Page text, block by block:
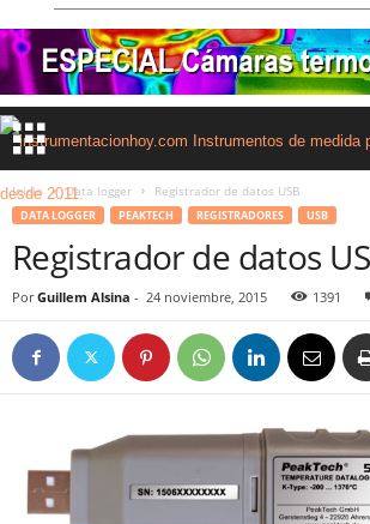
Inicio Data logger Registrador de datos USB
DATA LOGGER PEAKTECH REGISTRADORES USB
Registrador de datos
Por Guillem Alsina - 24 noviembre, 2015 1391